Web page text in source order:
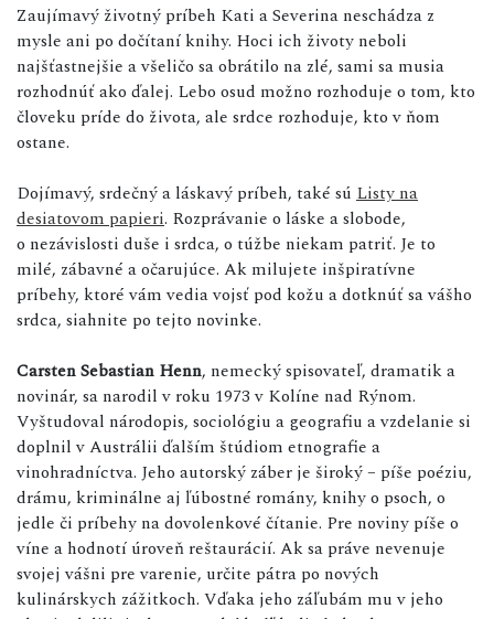
Zaujímavý životný príbeh Kati a Severina neschádza z
mysle ani po dočítaní knihy. Hoci ich životy neboli
najšťastnejšie a všeličo sa obrátilo na zlé, sami sa musia
rozhodnúť ako ďalej. Lebo osud možno rozhoduje o tom, kto
človeku príde do života, ale srdce rozhoduje, kto v ňom
ostane.
Dojímavý, srdečný a láskavý príbeh, také sú Listy na
desiatovom papieri. Rozprávanie o láske a slobode,
o nezávislosti duše i srdca, o túžbe niekam patriť. Je to
milé, zábavné a očarujúce. Ak milujete inšpiratívne
príbehy, ktoré vám vedia vojsť pod kožu a dotknúť sa vášho
srdca, siahnite po tejto novinke.
Carsten Sebastian Henn, nemecký spisovateľ, dramatik a
novinár, sa narodil v roku 1973 v Kolíne nad Rýnom.
Vyštudoval národopis, sociológiu a geografiu a vzdelanie si
doplnil v Austrálii ďalším štúdiom etnografie a
vinohradníctva. Jeho autorský záber je široký – píše poéziu,
drámu, kriminálne aj ľúbostné romány, knihy o psoch, o
jedle či príbehy na dovolenkové čítanie. Pre noviny píše o
víne a hodnotí úroveň reštaurácií. Ak sa práve nevenuje
svojej vášni pre varenie, určite pátra po nových
kulinárskych zážitkoch. Vďaka jeho záľubám mu v jeho